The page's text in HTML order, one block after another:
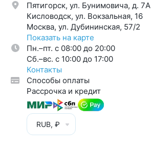
Пятигорск, ул. Бунимовича, д. 7A
Кисловодск, ул. Вокзальная, 16
Москва, ул. Дубининская, 57/2
Показать на карте
Пн.–пт. с 08:00 до 20:00
Cб.–вс. с 10:00 до 17:00
Контакты
Способы оплаты
Рассрочка и кредит
RUB, ₽